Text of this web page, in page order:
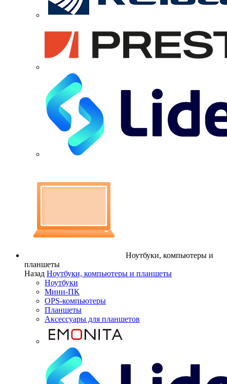
Ноутбуки, компьютеры и
планшеты
Назад Ноутбуки, компьютеры и планшеты
Ноутбуки
Мини-ПК
OPS-компьютеры
Планшеты
Аксессуары для планшетов